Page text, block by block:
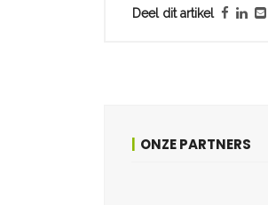
Deel dit artikel
ONZE PARTNERS